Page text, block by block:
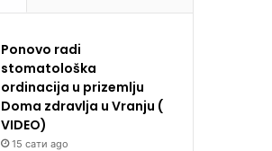
Ponovo radi
stomatološka
ordinacija u prizemlju
Doma zdravlja u Vranju (
VIDEO)
15 сати ago